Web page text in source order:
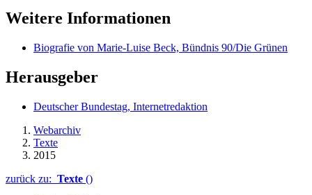
Weitere Informationen
Biografie von Marie-Luise Beck, Bündnis 90/Die Grünen
Herausgeber
Deutscher Bundestag, Internetredaktion
Webarchiv
Texte
2015
zurück zu: Texte ()